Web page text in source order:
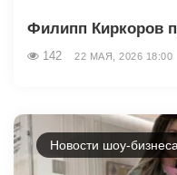
Филипп Киркоров
142 22 МАЯ, 2026 18:00
Новости шоу-бизнеса